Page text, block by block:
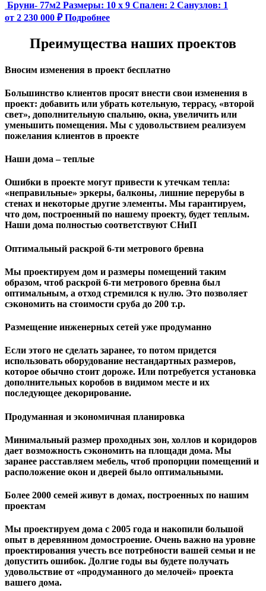
Бруни- 77м2 Размеры: 10 х 9 Спален: 2 Санузлов: 1
от 2 230 000 ₽ Подробнее
Преимущества наших проектов
Вносим изменения в проект бесплатно
Большинство клиентов просят внести свои изменения в
проект: добавить или убрать котельную, террасу, «второй
свет», дополнительную спальню, окна, увеличить или
уменьшить помещения. Мы с удовольствием реализуем
пожелания клиентов в проекте
Наши дома – теплые
Ошибки в проекте могут привести к утечкам тепла:
«неправильные» эркеры, балконы, лишние перерубы в
стенах и некоторые другие элементы. Мы гарантируем,
чтo дом, построенный по нашему проекту, будет теплым.
Наши дома полностью соответствуют СНиП
Оптимальный раскрой 6-ти метрового бревна
Мы проектируем дом и размеры помещений таким
образом, чтоб раскрой 6-ти метрового бревна был
оптимальным, а отход стремился к нулю. Это позволяет
сэкономить на стоимости сруба до 200 т.р.
Размещение инженерных сетей уже продуманно
Если этого не сделать заранее, то потом придется
использовать оборудование нестандартных размеров,
которое обычно стоит дороже. Или потребуется установка
дополнительных коробов в видимом месте и их
последующее декорирование.
Продуманная и экономичная планировка
Минимальный размер проходных зон, холлов и коридоров
дает возможность сэкономить на площади дома. Мы
заранее расставляем мебель, чтоб пропорции помещений и
расположение окон и дверей было оптимальными.
Более 2000 семей живут в домах, построенных по нашим
проектам
Мы проектируем дома с 2005 года и накопили большой
опыт в деревянном домостроение. Очень важно на уровне
проектирования учесть все потребности вашей семьи и не
допустить ошибок. Долгие годы вы будете получать
удовольствие от «продуманного до мелочей» проекта
вашего дома.